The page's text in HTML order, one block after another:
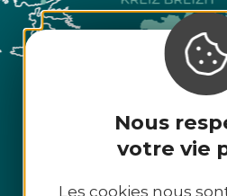
Nous
votre vie
Les cookies nous